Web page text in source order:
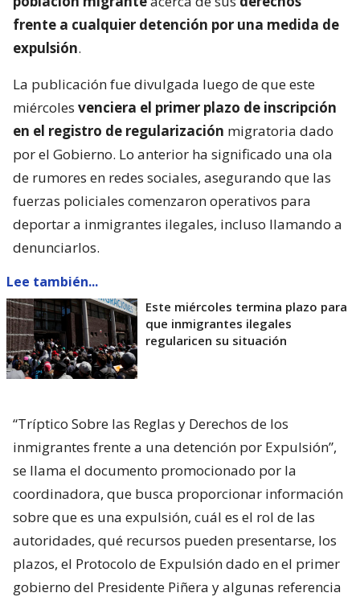
frente a cualquier detención por una medida de
expulsión.
La publicación fue divulgada luego de que este
miércoles venciera el primer plazo de inscripción
en el registro de regularización migratoria dado
por el Gobierno. Lo anterior ha significado una ola
de rumores en redes sociales, asegurando que las
fuerzas policiales comenzaron operativos para
deportar a inmigrantes ilegales, incluso llamando a
denunciarlos.
Lee también...
Este miércoles termina plazo para
que inmigrantes ilegales
regularicen su situación
“Tríptico Sobre las Reglas y Derechos de los
inmigrantes frente a una detención por Expulsión”,
se llama el documento promocionado por la
coordinadora, que busca proporcionar información
sobre que es una expulsión, cuál es el rol de las
autoridades, qué recursos pueden presentarse, los
plazos, el Protocolo de Expulsión dado en el primer
gobierno del Presidente Piñera y algunas referencia